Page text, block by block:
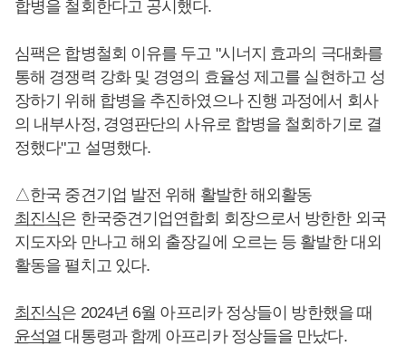
합병을 철회한다고 공시했다.
심팩은 합병철회 이유를 두고 "시너지 효과의 극대화를
통해 경쟁력 강화 및 경영의 효율성 제고를 실현하고 성
장하기 위해 합병을 추진하였으나 진행 과정에서 회사
의 내부사정, 경영판단의 사유로 합병을 철회하기로 결
정했다"고 설명했다.
△한국 중견기업 발전 위해 활발한 해외활동
최진식은 한국중견기업연합회 회장으로서 방한한 외국
지도자와 만나고 해외 출장길에 오르는 등 활발한 대외
활동을 펼치고 있다.
최진식은 2024년 6월 아프리카 정상들이 방한했을 때
윤석열 대통령과 함께 아프리카 정상들을 만났다.